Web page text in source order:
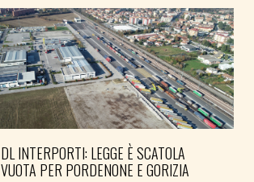
DL INTERPORTI: LEGGE È SCATOLA
VUOTA PER PORDENONE E GORIZIA